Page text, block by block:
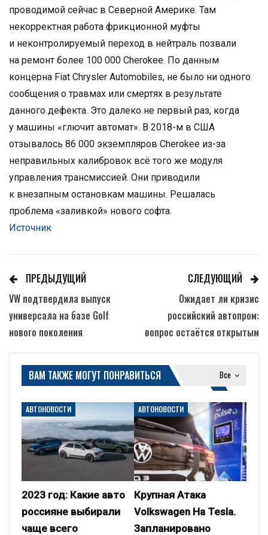
проводимой сейчас в Северной Америке. Там
некорректная работа фрикционной муфты
и неконтролируемый переход в нейтраль позвали
на ремонт более 100 000 Cherokee. По данным
концерна Fiat Chrysler Automobiles, не было ни одного
сообщения о травмах или смертях в результате
данного дефекта. Это далеко не первый раз, когда
у машины «глючит автомат». В 2018-м в США
отзывалось 86 000 экземпляров Cherokee из-за
неправильных калибровок всё того же модуля
управления трансмиссией. Они приводили
к внезапным остановкам машины. Решалась
проблема «заливкой» нового софта.
Источник
ПРЕДЫДУЩИЙ
VW подтвердила выпуск
универсала на базе Golf
нового поколения
СЛЕДУЮЩИЙ
Ожидает ли кризис
российский автопром:
вопрос остаётся открытым
Все
ВАМ ТАКЖЕ МОГУТ ПОНРАВИТЬСЯ
АВТОНОВОСТИ
2023 год: Какие авто
россияне выбирали
чаще всего
АВТОНОВОСТИ
Крупная Атака
Volkswagen На Tesla.
Запланировано